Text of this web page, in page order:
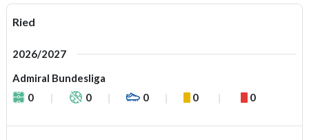
Ried
2026/2027
Admiral Bundesliga
0
0 0 0 0